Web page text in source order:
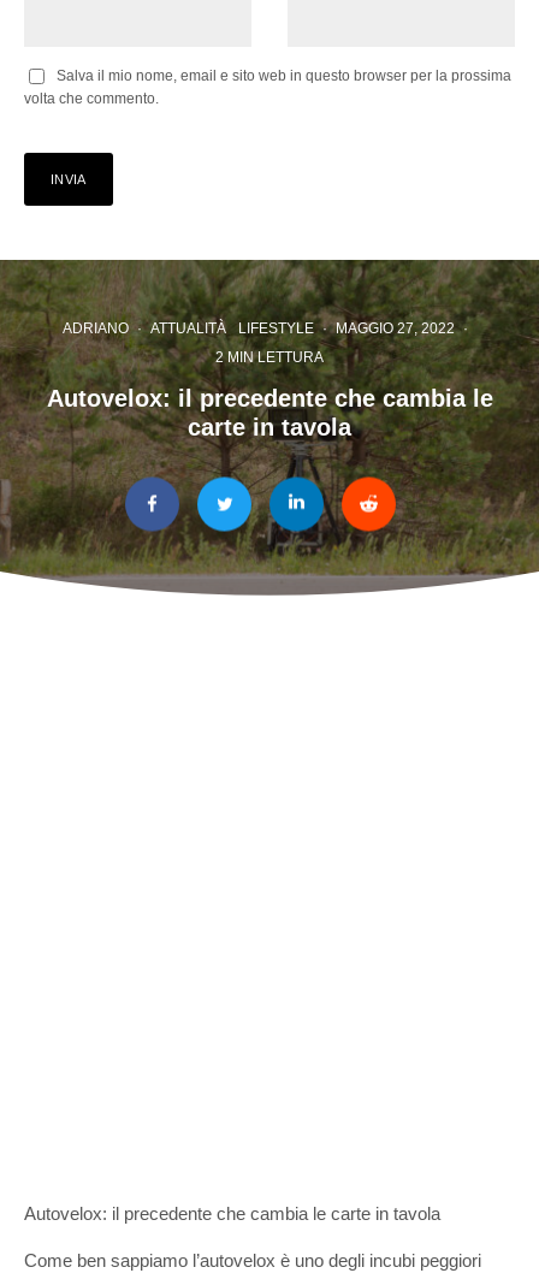
Salva il mio nome, email e sito web in questo browser per la prossima
volta che commento.
ADRIANO · ATTUALITÀ LIFESTYLE · MAGGIO 27, 2022 ·
2 MIN LETTURA
Autovelox: il precedente che cambia le
carte in tavola
Autovelox: il precedente che cambia le carte in tavola
Come ben sappiamo l’autovelox è uno degli incubi peggiori